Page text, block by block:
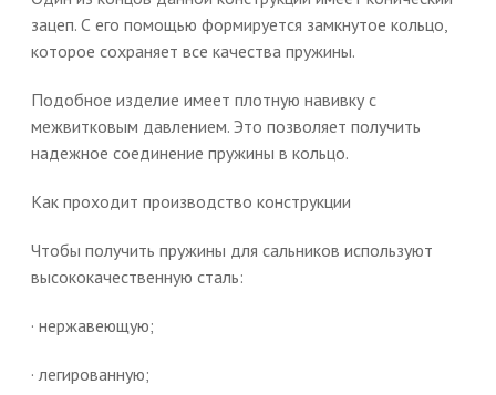
зацеп. С его помощью формируется замкнутое кольцо,
которое сохраняет все качества пружины.
Подобное изделие имеет плотную навивку с
межвитковым давлением. Это позволяет получить
надежное соединение пружины в кольцо.
Как проходит производство конструкции
Чтобы получить пружины для сальников используют
высококачественную сталь:
· нержавеющую;
· легированную;